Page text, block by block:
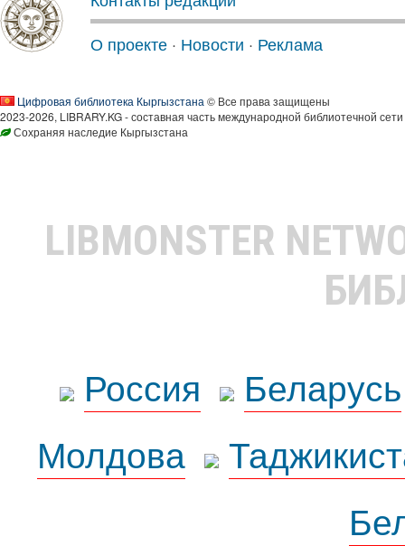
О проекте · Новости · Реклама
Цифровая библиотека Кыргызстана © Все права защищены
2023-2026, LIBRARY.KG - составная часть международной библиотечной
Сохраняя наследие Кыргызстана
LIBMONSTER
Россия
Беларусь
Молдова